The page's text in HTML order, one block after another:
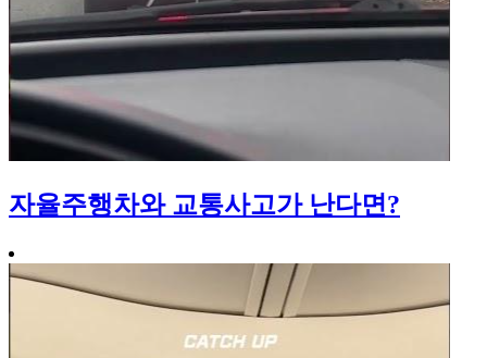
자율주행차와 교통사고가 난다면?